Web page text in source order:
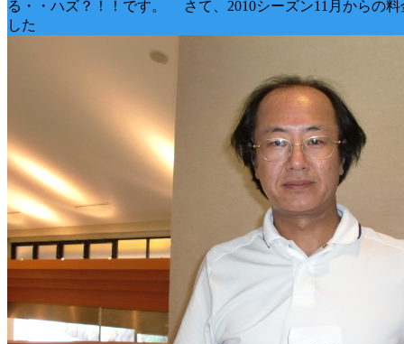
る・・ハズ？！！です。 さて、2010シーズン11月からの料
した